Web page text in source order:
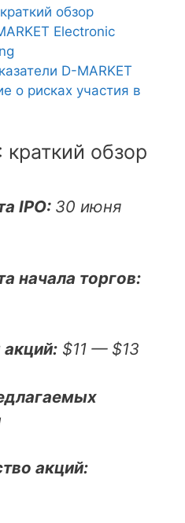
обзор
Electronic
D-MARKET
о рисках участия в
краткий обзор
IPO: 30 июня
начала торгов:
$11 — $13
акций: